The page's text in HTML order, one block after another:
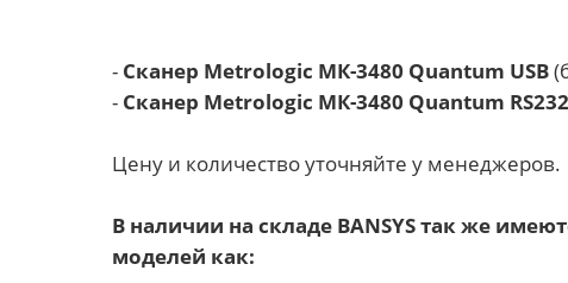
- Сканер Metrologic МК-3480 Quantum USB
- Сканер Metrologic МК-3480 Quantum RS232
Цену и количество уточняйте у менеджеров.
В наличии на складе BANSYS так же
моделей как: